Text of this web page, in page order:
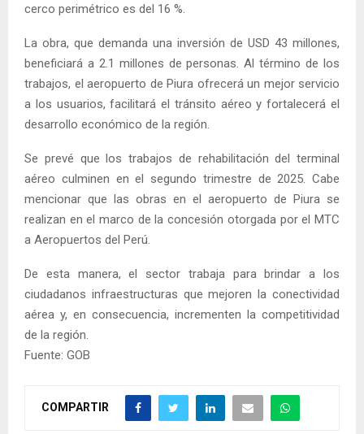
cerco perimétrico es del 16 %.
La obra, que demanda una inversión de USD 43 millones,
beneficiará a 2.1 millones de personas. Al término de los
trabajos, el aeropuerto de Piura ofrecerá un mejor servicio
a los usuarios, facilitará el tránsito aéreo y fortalecerá el
desarrollo económico de la región.
Se prevé que los trabajos de rehabilitación del terminal
aéreo culminen en el segundo trimestre de 2025. Cabe
mencionar que las obras en el aeropuerto de Piura se
realizan en el marco de la concesión otorgada por el MTC
a Aeropuertos del Perú.
De esta manera, el sector trabaja para brindar a los
ciudadanos infraestructuras que mejoren la conectividad
aérea y, en consecuencia, incrementen la competitividad
de la región.
Fuente: GOB
COMPARTIR